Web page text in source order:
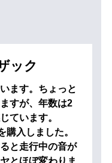
ック
ます。ちょっと
すが、年数は2
ています。
入しました。
と走行中の音が
とほぼ変わりま